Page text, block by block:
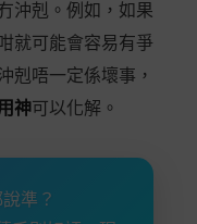
沖剋。例如，如果
就可能會容易有爭
剋唔一定係壞事，
神可以化解。
準？